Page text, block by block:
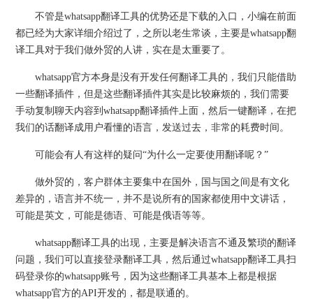
不管是whatsapp翻译工具的优势还是下载的入口，小编在前面
都已经为大家详细介绍过了，之所以老生常谈，主要是whatsapp翻
译工具对于我们做外贸的人讲，实在是太重要了。
whatsapp官方本身是没有开发任何翻译工具的，我们只能借助
一些翻译插件，但是这些翻译插件其实是比较麻烦的，我们需要
手动复制聊天内容到whatsapp翻译插件上面，然后一键翻译，在把
我们的话翻译成用户看懂的语言，发送过去，非常的耗费时间。
可能会有人有这样的疑问“为什么一定要使用翻译呢？”
做外贸的，客户群体主要集中在国外，国与国之间是有文化
差异的，语言并不统一，并不是说所有的国家都使用中文讲话，
可能是英文，可能是德语、可能是俄语等等。
whatsapp翻译工具的出现，主要是解决语言不通及繁琐的翻译
问题，我们可以直接登录翻译工具，然后通过whatsapp翻译工具扫
码登录你的whatsapp账号，因为这些翻译工具基本上都是根据
whatsapp官方的API开发的，都是联通的。